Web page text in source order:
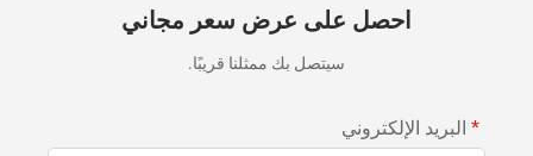
احصل على عرض سعر مجاني
سيتصل بك ممثلنا قريبًا.
البريد الإلكتروني